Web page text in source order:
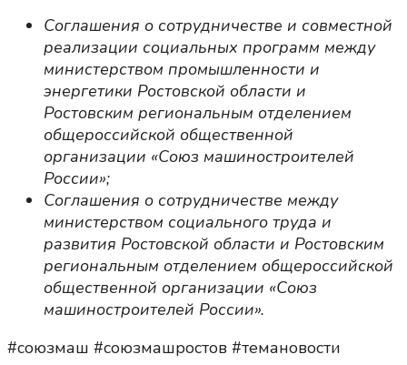
Соглашения о сотрудничестве и совместной
реализации социальных программ между
министерством промышленности и
энергетики Ростовской области и
Ростовским региональным отделением
общероссийской общественной
организации «Союз машиностроителей
России»;
Соглашения о сотрудничестве между
министерством социального труда и
развития Ростовской области и Ростовским
региональным отделением общероссийской
общественной организации «Союз
машиностроителей России».
#союзмаш #союзмашростов #темановости